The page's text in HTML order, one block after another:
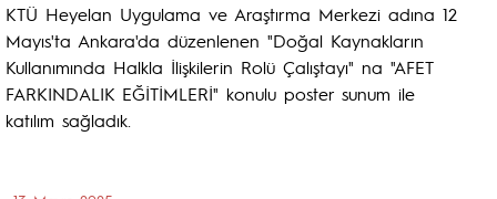
KTÜ Heyelan Uygulama ve Araştırma Merkezi adına 12
Mayıs'ta Ankara'da düzenlenen "Doğal Kaynakların
Kullanımında Halkla İlişkilerin Rolü Çalıştayı" na "AFET
FARKINDALIK EĞİTİMLERİ" konulu poster sunum ile
katılım sağladık.